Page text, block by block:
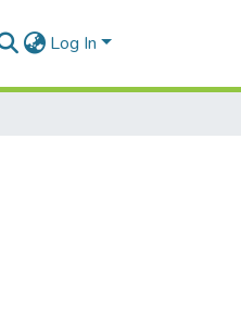
Log In